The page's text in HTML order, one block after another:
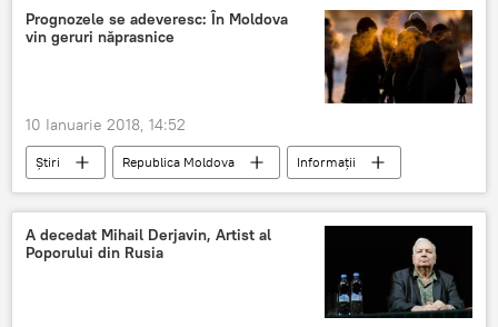
minister
Prognozele se adeveresc: În Moldova
vin geruri năprasnice
10 Ianuarie 2018, 14:52
Știri Republica Moldova
Informații
meteo
temperaturi
ninsoare
iarna
ger zapada
A decedat Mihail Derjavin, Artist al
Poporului din Rusia